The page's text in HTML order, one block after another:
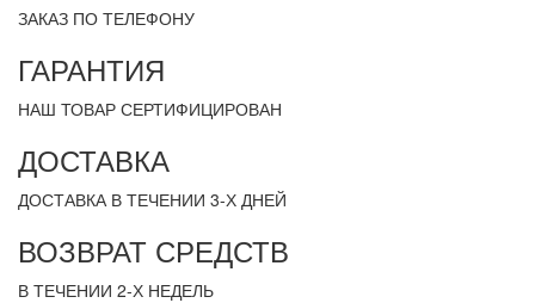
ЗАКАЗ ПО ТЕЛЕФОНУ
ГАРАНТИЯ
НАШ ТОВАР СЕРТИФИЦИРОВАН
ДОСТАВКА
ДОСТАВКА В ТЕЧЕНИИ 3-Х ДНЕЙ
ВОЗВРАТ СРЕДСТВ
В ТЕЧЕНИИ 2-Х НЕДЕЛЬ